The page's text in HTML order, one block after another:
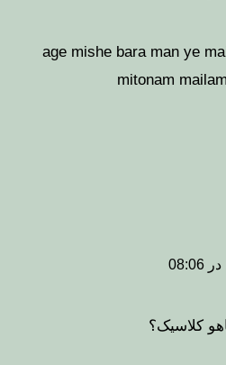
age mishe bara man ye
mitonam
کلاسیک؟